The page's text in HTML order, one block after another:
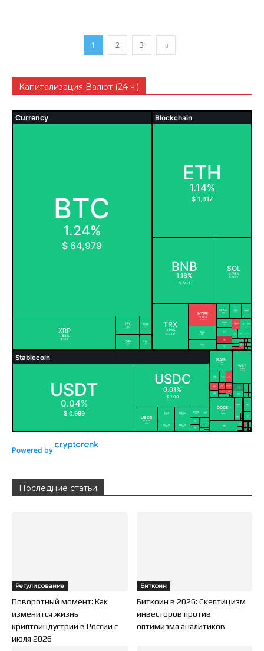
1 2 3
Капитализация Валют (24 ч.)
Powered by
Последние статьи
Регулирование
Поворотный момент: Как
изменится жизнь
криптоиндустрии в России с
июля 2026
Биткоин
Биткоин в 2026: Скептицизм
инвесторов против
оптимизма аналитиков